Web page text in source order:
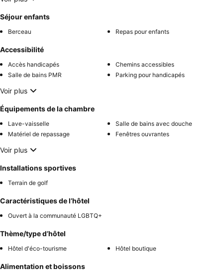
Séjour enfants
Berceau Repas pour enfants
Accessibilité
Accès handicapés
Chemins accessibles
Salle de bains PMR
Parking pour handicapés
Voir plus
Équipements de la chambre
Lave-vaisselle
Salle de bains avec douche
Matériel de repassage
Fenêtres ouvrantes
Voir plus
Installations sportives
Terrain de golf
Caractéristiques de l’hôtel
Ouvert à la communauté LGBTQ+
Thème/type d’hôtel
Hôtel d'éco-tourisme Hôtel boutique
Alimentation et boissons